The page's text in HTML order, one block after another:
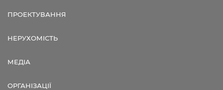
ПРОЕКТУВАННЯ
НЕРУХОМІСТЬ
МЕДІА
ОРГАНІЗАЦІЇ